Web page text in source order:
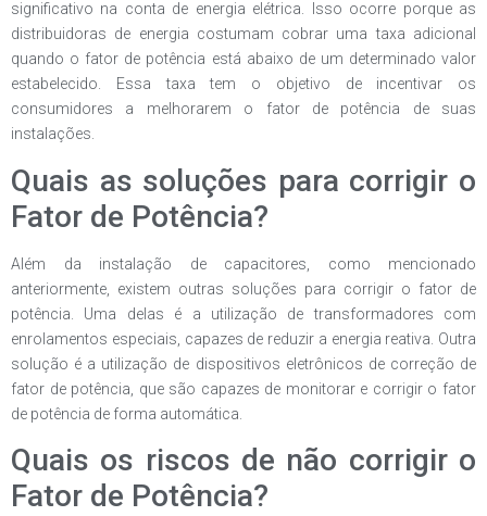
significativo na conta de energia elétrica. Isso ocorre porque as
distribuidoras de energia costumam cobrar uma taxa adicional
quando o fator de potência está abaixo de um determinado valor
estabelecido. Essa taxa tem o objetivo de incentivar os
consumidores a melhorarem o fator de potência de suas
instalações.
Quais as soluções para corrigir o
Fator de Potência?
Além da instalação de capacitores, como mencionado
anteriormente, existem outras soluções para corrigir o fator de
potência. Uma delas é a utilização de transformadores com
enrolamentos especiais, capazes de reduzir a energia reativa. Outra
solução é a utilização de dispositivos eletrônicos de correção de
fator de potência, que são capazes de monitorar e corrigir o fator
de potência de forma automática.
Quais os riscos de não corrigir o
Fator de Potência?